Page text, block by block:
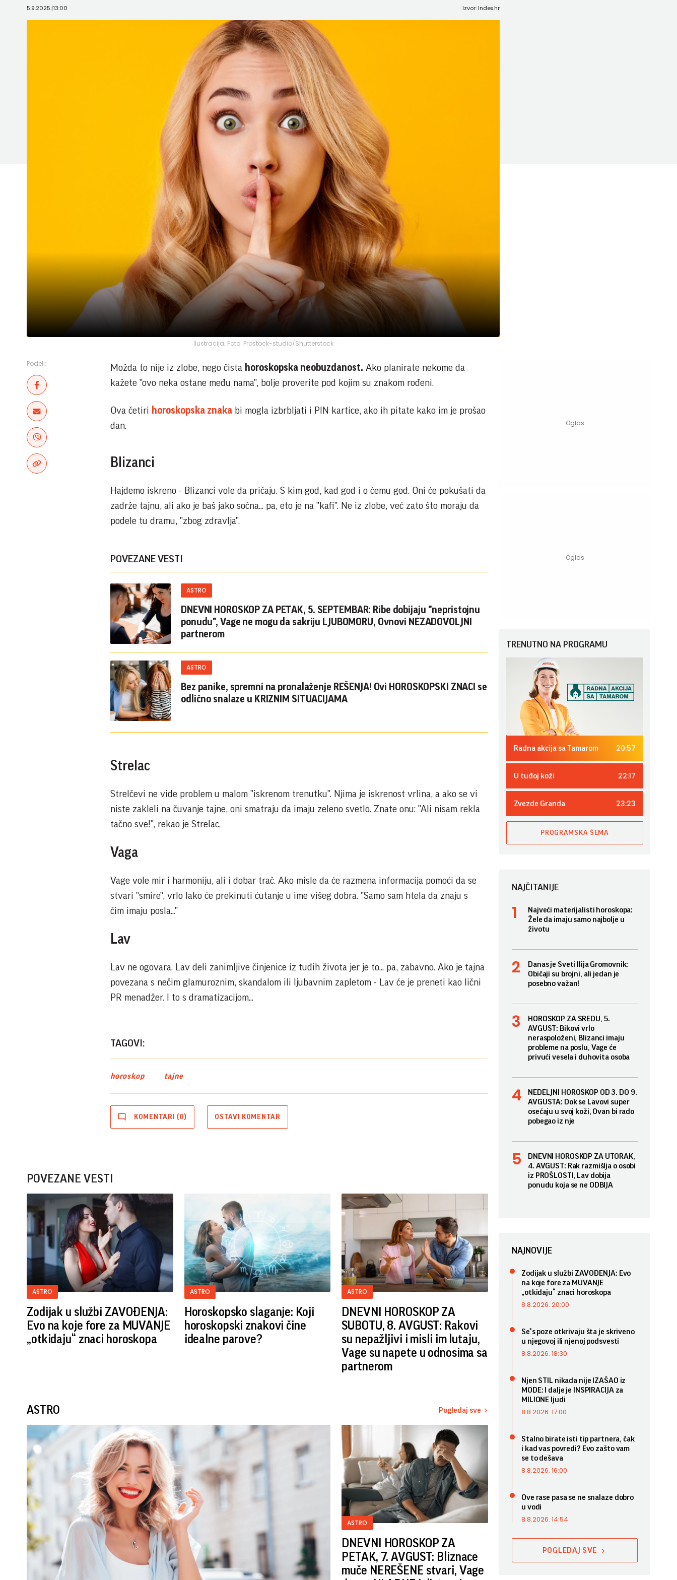
Ilustracija; Foto: Prostock-studio/Shutterstock
5.9.2025.|13:00 Izvor: Index.hr
Podeli: Možda to nije iz zlobe, nego čista horoskopska neobuzdanost. Ako planirate nekome da
kažete "ovo neka ostane među nama", bolje proverite pod kojim su znakom rođeni.
Ova četiri horoskopska znaka bi mogla izbrbljati i PIN kartice, ako ih pitate kako im je prošao
dan.
Blizanci
Hajdemo iskreno - Blizanci vole da pričaju. S kim god, kad god i o čemu god. Oni će pokušati da
zadrže tajnu, ali ako je baš jako sočna... pa, eto je na "kafi". Ne iz zlobe, već zato što moraju da
podele tu dramu, "zbog zdravlja".
POVEZANE VESTI
ASTRO
DNEVNI HOROSKOP ZA PETAK, 5. SEPTEMBAR: Ribe dobijaju "nepristojnu
ponudu", Vage ne mogu da sakriju LJUBOMORU, Ovnovi NEZADOVOLJNI
partnerom
ASTRO
Bez panike, spremni na pronalaženje REŠENJA! Ovi HOROSKOPSKI ZNACI se
odlično snalaze u KRIZNIM SITUACIJAMA
Strelac
Strelčevi ne vide problem u malom "iskrenom trenutku". Njima je iskrenost vrlina, a ako se vi
niste zakleli na čuvanje tajne, oni smatraju da imaju zeleno svetlo. Znate onu: "Ali nisam rekla
tačno sve!", rekao je Strelac.
Vaga
Vage vole mir i harmoniju, ali i dobar trač. Ako misle da će razmena informacija pomoći da se
stvari "smire", vrlo lako će prekinuti ćutanje u ime višeg dobra. "Samo sam htela da znaju s
čim imaju posla..."
Lav
Lav ne ogovara. Lav deli zanimljive činjenice iz tuđih života jer je to... pa, zabavno. Ako je tajna
povezana s nečim glamuroznim, skandalom ili ljubavnim zapletom - Lav će je preneti kao lični
PR menadžer. I to s dramatizacijom...
TAGOVI:
horoskop tajne
KOMENTARI (0) OSTAVI KOMENTAR
POVEZANE VESTI
ASTRO
Zodijak u službi ZAVOĐENJA:
Evo na koje fore za MUVANJE
„otkidaju“ znaci horoskopa
ASTRO
Horoskopsko slaganje: Koji
horoskopski znakovi čine
idealne parove?
ASTRO
DNEVNI HOROSKOP ZA
SUBOTU, 8. AVGUST: Rakovi
su nepažljivi i misli im lutaju,
Vage su napete u odnosima sa
partnerom
ASTRO Pogledaj sve
ASTRO
DNEVNI HOROSKOP ZA
PETAK, 7. AVGUST: Bliznace
muče NEREŠENE stvari, Vage
TRENUTNO NA PROGRAMU
Radna akcija sa Tamarom 20:57
U tuđoj koži 22:17
Zvezde Granda 23:23
PROGRAMSKA ŠEMA
NAJČITANIJE
Najveći materijalisti horoskopa:
Žele da imaju samo najbolje u
životu
Danas je Sveti Ilija Gromovnik:
Običaji su brojni, ali jedan je
posebno važan!
HOROSKOP ZA SREDU, 5.
AVGUST: Bikovi vrlo
neraspoloženi, Blizanci imaju
probleme na poslu, Vage će
privući vesela i duhovita osoba
NEDELJNI HOROSKOP OD 3. DO 9.
AVGUSTA: Dok se Lavovi super
osećaju u svoj koži, Ovan bi rado
pobegao iz nje
DNEVNI HOROSKOP ZA UTORAK,
4. AVGUST: Rak razmišlja o osobi
iz PROŠLOSTI, Lav dobija
ponudu koja se ne ODBIJA
NAJNOVIJE
Zodijak u službi ZAVOĐENJA: Evo
na koje fore za MUVANJE
„otkidaju“ znaci horoskopa
8.8.2026. 20:00
Se*s poze otkrivaju šta je skriveno
u njegovoj ili njenoj podsvesti
8.8.2026. 18:30
Njen STIL nikada nije IZAŠAO iz
MODE: I dalje je INSPIRACIJA za
MILIONE ljudi
8.8.2026. 17:00
Stalno birate isti tip partnera, čak
i kad vas povredi? Evo zašto vam
se to dešava
8.8.2026. 16:00
Ove rase pasa se ne snalaze dobro
u vodi
8.8.2026. 14:54
POGLEDAJ SVE